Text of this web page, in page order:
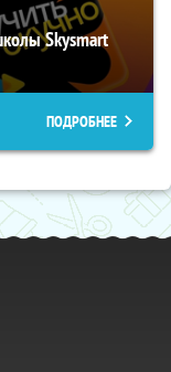
Skysmart
ПОДРОБНЕЕ